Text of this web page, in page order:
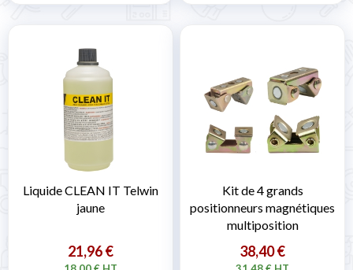
Liquide CLEAN IT Telwin
jaune
21,96 €
Kit de 4 grands
positionneurs magnétiques
multiposition
38,40 €